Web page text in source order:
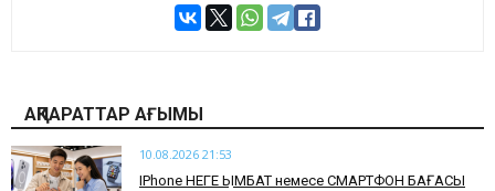
АҚПАРАТТАР АҒЫМЫ
10.08.2026 21:53
IPhone НЕГЕ ҚЫМБАТ немесе СМАРТФОН БАҒАСЫ